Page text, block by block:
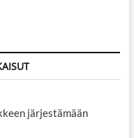
järjestämään